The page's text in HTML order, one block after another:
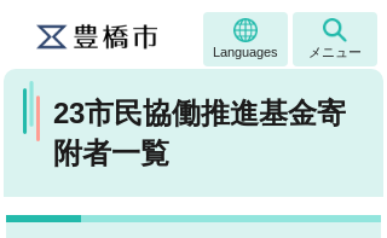
Languages メニュー
23市民協働推進基金寄
附者一覧